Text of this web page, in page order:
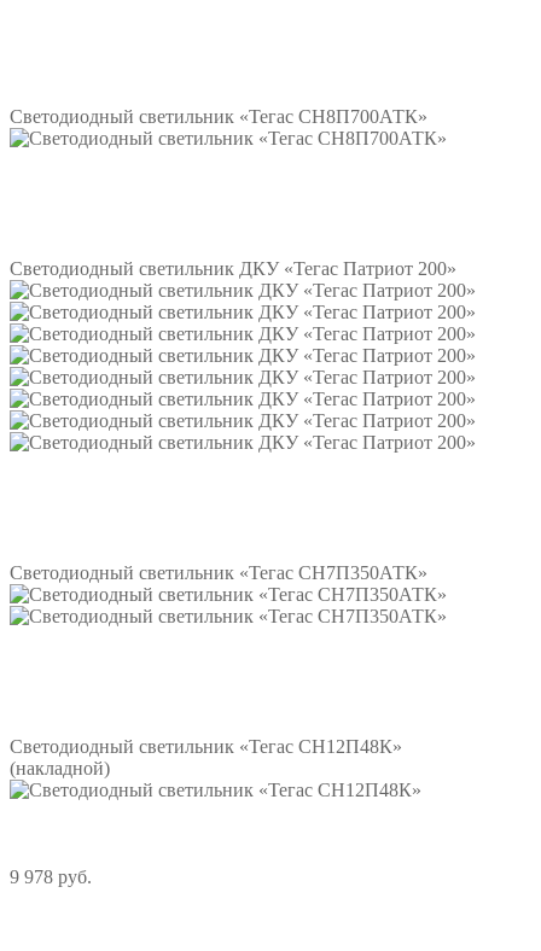
Светодиодный светильник «Тегас СН8П700АТК»
Светодиодный светильник ДКУ «Тегас Патриот 200»
Светодиодный светильник «Тегас СН7П350АТК»
Светодиодный светильник «Тегас СН12П48К»
(накладной)
9 978 руб.